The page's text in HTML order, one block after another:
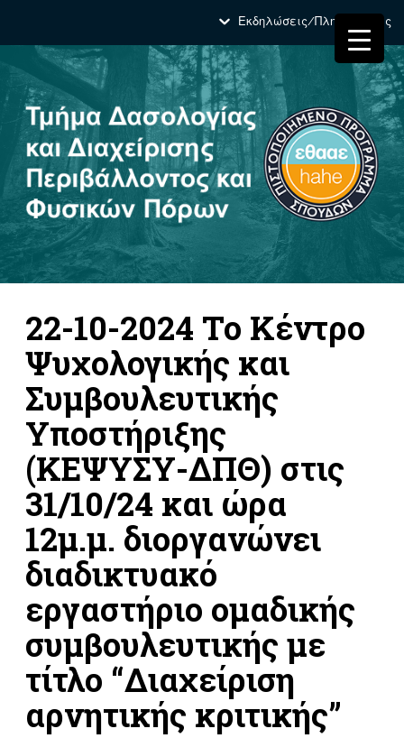
Εκδηλώσεις/Πληροφορίες
22-10-2024 Το Κέντρο
Ψυχολογικής και
Συμβουλευτικής
Υποστήριξης
(ΚΕΨΥΣΥ-ΔΠΘ) στις
31/10/24 και ώρα
12μ.μ. διοργανώνει
διαδικτυακό
εργαστήριο ομαδικής
συμβουλευτικής με
τίτλο “Διαχείριση
αρνητικής κριτικής”